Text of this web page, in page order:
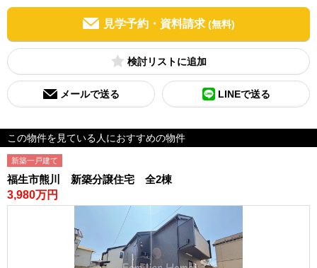
見学予約・資料請求 (無料)
検討リスト
メールで送る LINEで送る
この物件を見ている人におすすめの物件
新築一戸建て
福生市熊川 新築分譲住宅 全2棟
3,980万円